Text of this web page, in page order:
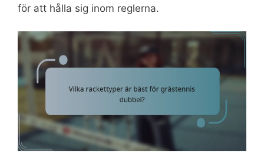
för att hålla sig inom reglerna.